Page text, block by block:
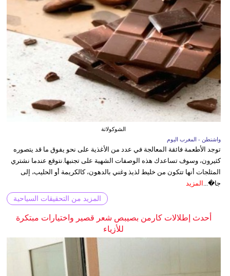
الشوكولاتة
واشنطن - المغرب اليوم
توجد الأطعمة فائقة المعالجة في عدد من الأغذية على نحو يفوق ما قد يتصوره
كثيرون، وسوف تساعدك هذه الوصفات الشهية على تجنبها.نتوقع عندما نشتري
المثلجات أنها تتكون من خليط لذيذ وغني بالدهون، كالكريمة أو الحليب، إلى
جا�...
المزيد
المزيد من التحقيقات السياحية
أحدث إطلالات كارمن بصيبص شعر قصير واختيارات مبتكرة
للأزياء